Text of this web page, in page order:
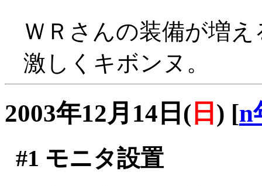
ＷＲさんの装備が増
激しくキボンヌ。
2003年12月14日( 日 ) [n
#1 モニタ設置